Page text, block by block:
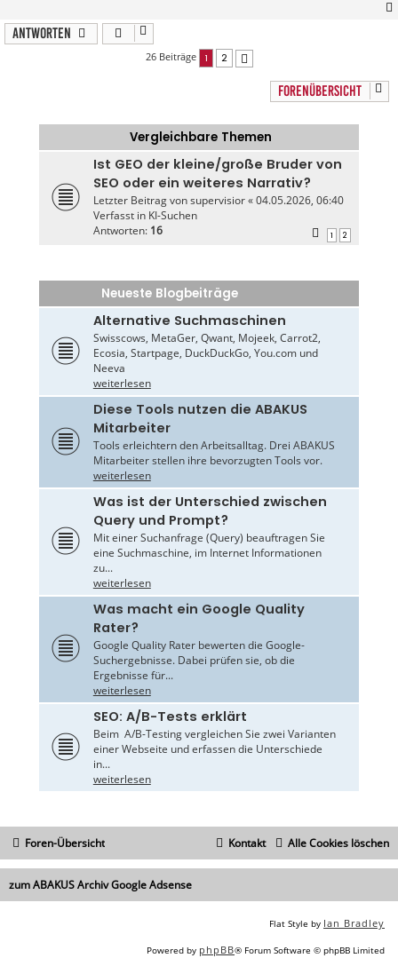
Antworten
26 Beiträge 1 2
FORENÜBERSICHT
Vergleichbare Themen
Ist GEO der kleine/große Bruder von
SEO oder ein weiteres Narrativ?
Letzter Beitrag vonsupervisior«04.05.2026, 06:40
Verfasst in KI-Suchen
Antworten: 16 1 2
Neueste Blogbeiträge
Alternative Suchmaschinen
Swisscows, MetaGer, Qwant, Mojeek, Carrot2,
Ecosia, Startpage, DuckDuckGo, You.com und
Neeva
weiterlesen
Diese Tools nutzen die ABAKUS
Mitarbeiter
Tools erleichtern den Arbeitsalltag. Drei ABAKUS
Mitarbeiter stellen ihre bevorzugten Tools vor.
weiterlesen
Was ist der Unterschied zwischen
Query und Prompt?
Mit einer Suchanfrage (Query) beauftragen Sie
eine Suchmaschine, im Internet Informationen
zu...
weiterlesen
Was macht ein Google Quality
Rater?
Google Quality Rater bewerten die Google-
Suchergebnisse. Dabei prüfen sie, ob die
Ergebnisse für...
weiterlesen
SEO: A/B-Tests erklärt
Beim A/B-Testing vergleichen Sie zwei Varianten
einer Webseite und erfassen die Unterschiede
in...
weiterlesen
Foren-Übersicht Alle Cookies löschen
Kontakt
zum ABAKUS Archiv Google Adsense
Flat Style by Ian Bradley
Powered by phpBB® Forum Software © phpBB Limited